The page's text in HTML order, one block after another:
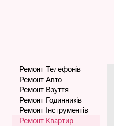
Ремонт Телефонів
Ремонт Авто
Ремонт Взуття
Ремонт Годинників
Ремонт Інструментів
Ремонт Квартир